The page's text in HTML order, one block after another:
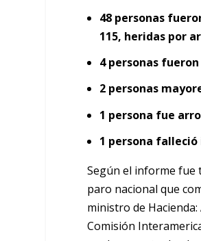
48 personas
115, heridas por
4 personas
2 personas
1 persona fue
1 persona
Según el informe fue
paro nacional que
ministro de
Comisión